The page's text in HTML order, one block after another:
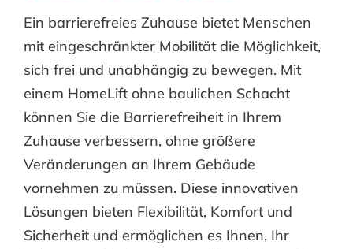
Ein barrierefreies Zuhause bietet Menschen
mit eingeschränkter Mobilität die Möglichkeit,
sich frei und unabhängig zu bewegen. Mit
einem HomeLift ohne baulichen Schacht
können Sie die Barrierefreiheit in Ihrem
Zuhause verbessern, ohne größere
Veränderungen an Ihrem Gebäude
vornehmen zu müssen. Diese innovativen
Lösungen bieten Flexibilität, Komfort und
Sicherheit und ermöglichen es Ihnen, Ihr